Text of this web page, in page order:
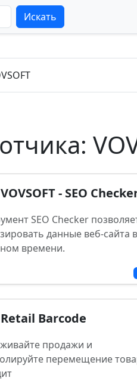
Искать
VOVSOFT - SEO
SEO Checker
данные веб-сайта в
времени.
Retail Barcode
продажи и
перемещение